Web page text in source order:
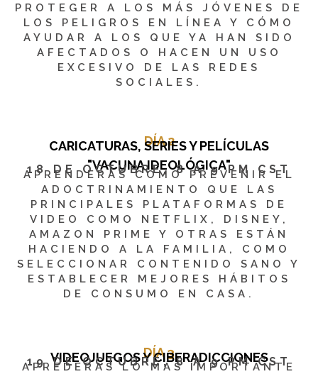
PROTEGER A LOS MÁS JÓVENES DE
LOS PELIGROS EN LÍNEA Y CÓMO
AYUDAR A LOS QUE YA HAN SIDO
AFECTADOS O HACEN UN USO
EXCESIVO DE LAS REDES
SOCIALES.
DÍA 2
CARICATURAS, SERIES Y PELÍCULAS
"VACUNA IDEOLÓGICA"
18 DE OCTUBRE, 8 A 9 PM CST
APRENDERÁS COMO PREVENIR EL
ADOCTRINAMIENTO QUE LAS
PRINCIPALES PLATAFORMAS DE
VIDEO COMO NETFLIX, DISNEY,
AMAZON PRIME Y OTRAS ESTÁN
HACIENDO A LA FAMILIA, COMO
SELECCIONAR CONTENIDO SANO Y
ESTABLECER MEJORES HÁBITOS
DE CONSUMO EN CASA.
DÍA 3
VIDEOJUEGOS Y CIBERADICCIONES
19 DE OCTUBRE, 8 A 9 PM CST
APREDERÁS LO MÁS IMPORTANTE